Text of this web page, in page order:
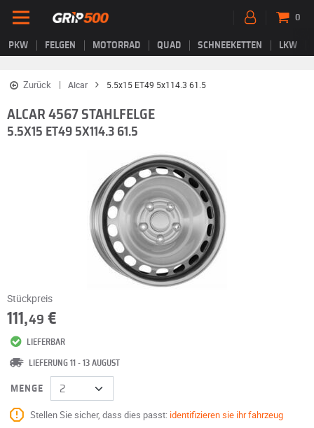
PKW FELGEN MOTORRAD QUAD SCHNEEKETTEN LKW
0
Zurück Alcar 5.5x15 ET49 5x114.3 61.5
ALCAR 4567 STAHLFELGE
5.5X15 ET49 5X114.3 61.5
Stückpreis
111,49 €
LIEFERBAR
LIEFERUNG 11 - 13 AUGUST
MENGE
Stellen Sie sicher, dass dies passt: identifizieren sie ihr fahrzeug